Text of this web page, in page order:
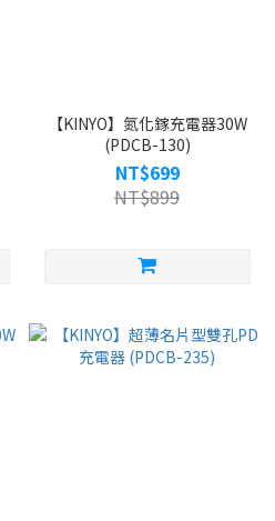
【KINYO】氮化鎵充電器30W
(PDCB-130)
NT$699
NT$899